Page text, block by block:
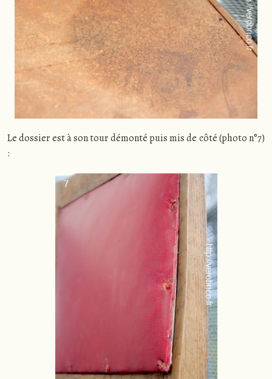
Le dossier est à son tour démonté puis mis de côté (photo n°7)
: